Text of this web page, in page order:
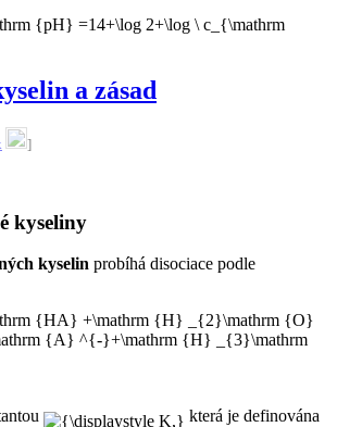
a zásad
]
kyseliny
kyselin probíhá disociace podle
která je definována